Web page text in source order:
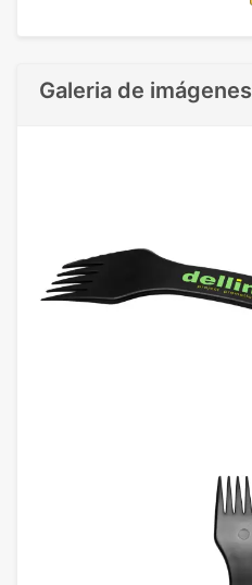
Galeria de imágenes